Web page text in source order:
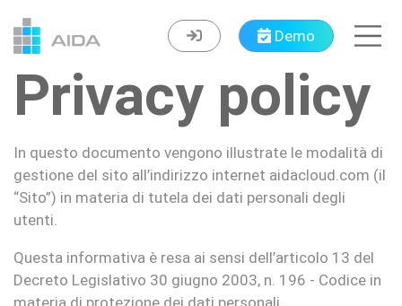
Demo
Privacy policy
In questo documento vengono illustrate le modalità di
gestione del sito all’indirizzo internet aidacloud.com (il
“Sito”) in materia di tutela dei dati personali degli
utenti.
Questa informativa è resa ai sensi dell’articolo 13 del
Decreto Legislativo 30 giugno 2003, n. 196 - Codice in
materia di protezione dei dati personali.